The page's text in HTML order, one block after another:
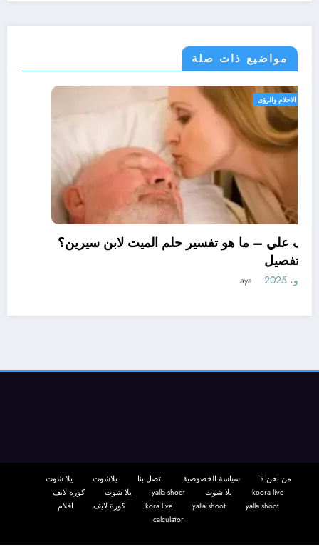
مواضيع ذات صلة
تفسير الاحلام والرؤى
تعرف علي – ما هو تفسير حلم الميت لابن سيرين؟
– بالتفصيل
11 يونيو، 2025
من نحن ؟ سياسة الخصوصية اتصل بنا يلاشوت
يلا شوت
koora live
يلا شوت yalla shoot يلا شوت
كورة لايف
yalla shoot
yalla shoot
kora live كورة لايف
افلام
calculator